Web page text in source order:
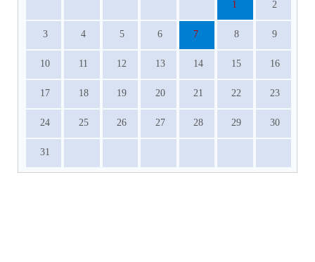
1 2
3 4 5 6 7 8 9
10 11 12 13 14 15 16
17 18 19 20 21 22 23
24 25 26 27 28 29 30
31